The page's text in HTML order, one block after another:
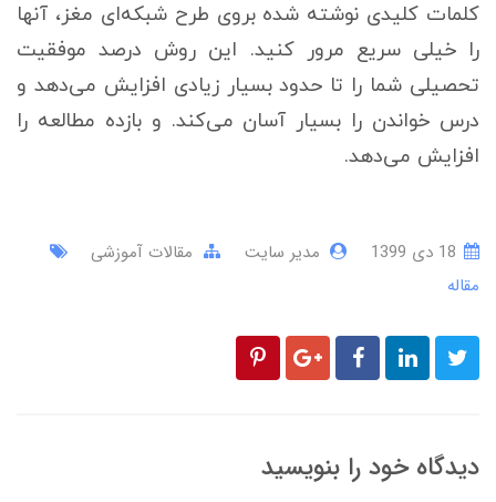
كلمات كليدی نوشته شده بروی طرح شبكه‌ای مغز، آنها
را خيلی سريع مرور كنيد. اين روش درصد موفقيت
تحصيلی شما را تا حدود بسيار زيادی افزايش می‌دهد و
درس خواندن را بسيار آسان می‌كند. و بازده مطالعه را
افزايش می‌دهد.
مدیر سایت
مقالات آموزشی
مقاله
دیدگاه خود را بنویسید